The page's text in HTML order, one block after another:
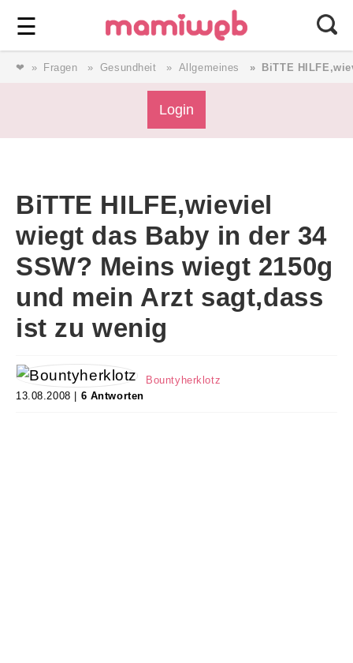
☰ ⎯ Wir lieben Familie ⎯
❤ Fragen Gesundheit Allgemeines BiTTE
Login
BiTTE HILFE,wieviel
wiegt das Baby in der 34
SSW? Meins wiegt 2150g
und mein Arzt sagt,dass
ist zu wenig
Bountyherklotz
13.08.2008 | 6 Antworten
Forum
Service
AGB & Impressum